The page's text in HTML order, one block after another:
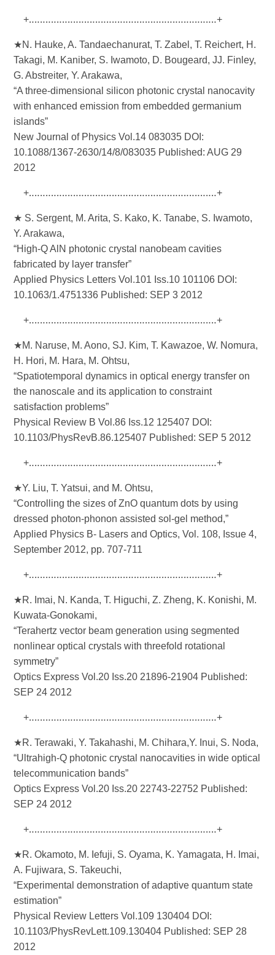
+‥‥‥‥‥‥‥‥‥‥‥‥‥‥‥‥‥‥‥‥‥‥‥‥‥‥‥‥‥‥‥‥‥‥+
★N. Hauke, A. Tandaechanurat, T. Zabel, T. Reichert, H.
Takagi, M. Kaniber, S. Iwamoto, D. Bougeard, JJ. Finley,
G. Abstreiter, Y. Arakawa,
“A three-dimensional silicon photonic crystal nanocavity
with enhanced emission from embedded germanium
islands”
New Journal of Physics Vol.14 083035 DOI:
10.1088/1367-2630/14/8/083035 Published: AUG 29
2012
+‥‥‥‥‥‥‥‥‥‥‥‥‥‥‥‥‥‥‥‥‥‥‥‥‥‥‥‥‥‥‥‥‥‥+
★ S. Sergent, M. Arita, S. Kako, K. Tanabe, S. Iwamoto,
Y. Arakawa,
“High-Q AlN photonic crystal nanobeam cavities
fabricated by layer transfer”
Applied Physics Letters Vol.101 Iss.10 101106 DOI:
10.1063/1.4751336 Published: SEP 3 2012
+‥‥‥‥‥‥‥‥‥‥‥‥‥‥‥‥‥‥‥‥‥‥‥‥‥‥‥‥‥‥‥‥‥‥+
★M. Naruse, M. Aono, SJ. Kim, T. Kawazoe, W. Nomura,
H. Hori, M. Hara, M. Ohtsu,
“Spatiotemporal dynamics in optical energy transfer on
the nanoscale and its application to constraint
satisfaction problems”
Physical Review B Vol.86 Iss.12 125407 DOI:
10.1103/PhysRevB.86.125407 Published: SEP 5 2012
+‥‥‥‥‥‥‥‥‥‥‥‥‥‥‥‥‥‥‥‥‥‥‥‥‥‥‥‥‥‥‥‥‥‥+
★Y. Liu, T. Yatsui, and M. Ohtsu,
“Controlling the sizes of ZnO quantum dots by using
dressed photon-phonon assisted sol-gel method,”
Applied Physics B- Lasers and Optics, Vol. 108, Issue 4,
September 2012, pp. 707-711
+‥‥‥‥‥‥‥‥‥‥‥‥‥‥‥‥‥‥‥‥‥‥‥‥‥‥‥‥‥‥‥‥‥‥+
★R. Imai, N. Kanda, T. Higuchi, Z. Zheng, K. Konishi, M.
Kuwata-Gonokami,
“Terahertz vector beam generation using segmented
nonlinear optical crystals with threefold rotational
symmetry”
Optics Express Vol.20 Iss.20 21896-21904 Published:
SEP 24 2012
+‥‥‥‥‥‥‥‥‥‥‥‥‥‥‥‥‥‥‥‥‥‥‥‥‥‥‥‥‥‥‥‥‥‥+
★R. Terawaki, Y. Takahashi, M. Chihara,Y. Inui, S. Noda,
“Ultrahigh-Q photonic crystal nanocavities in wide optical
telecommunication bands”
Optics Express Vol.20 Iss.20 22743-22752 Published:
SEP 24 2012
+‥‥‥‥‥‥‥‥‥‥‥‥‥‥‥‥‥‥‥‥‥‥‥‥‥‥‥‥‥‥‥‥‥‥+
★R. Okamoto, M. Iefuji, S. Oyama, K. Yamagata, H. Imai,
A. Fujiwara, S. Takeuchi,
“Experimental demonstration of adaptive quantum state
estimation”
Physical Review Letters Vol.109 130404 DOI:
10.1103/PhysRevLett.109.130404 Published: SEP 28
2012